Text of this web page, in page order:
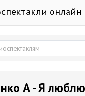
онлайн
А - Я люблю